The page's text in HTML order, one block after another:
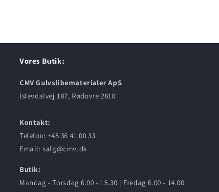
Vores Butik:
CMV Gulvslibematerialer ApS
Islevdalvej 187, Rødovre 2610
Kontakt:
Telefon: +45 36 41 00 33
Email: salg@cmv.dk
Butik:
Mandag - Torsdag 6.00 - 15.30 | Fredag 6.00 - 14.00